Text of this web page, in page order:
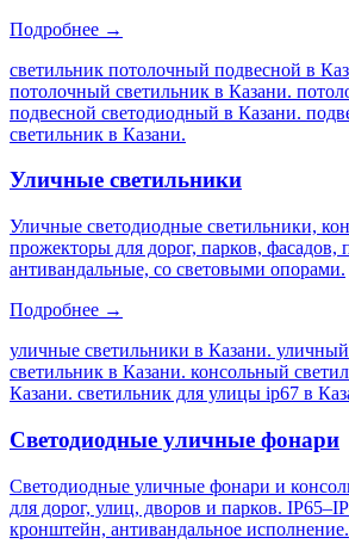
Подробнее →
светильник потолочный подвесной в
потолочный светильник в Казани.
подвесной светодиодный в Казани.
светильник в Казани.
Уличные светильники
Уличные светодиодные светильники,
прожекторы для дорог, парков, фасадов,
антивандальные, со световыми опорами.
Подробнее →
уличные светильники в Казани.
светильник в Казани. консольный
Казани. светильник для улицы ip67 в
Светодиодные уличные фонари
Светодиодные уличные фонари и
для дорог, улиц, дворов и парков.
кронштейн, антивандальное исполнение.